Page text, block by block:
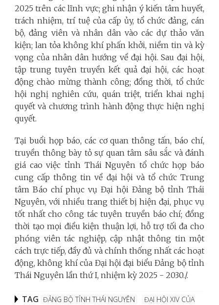
2025 trên các lĩnh vực; ghi nhận ý kiến tâm huyết,
trách nhiệm, trí tuệ của cấp ủy, tổ chức đảng, cán
bộ, đảng viên và nhân dân vào các dự thảo văn
kiện; lan tỏa không khí phấn khởi, niềm tin và kỳ
vọng của nhân dân hướng về đại hội. Sau đại hội,
tập trung tuyên truyền kết quả đại hội, các hoạt
động chào mừng thành công; đồng thời, tổ chức
hội nghị nghiên cứu, quán triệt, triển khai nghị
quyết và chương trình hành động thực hiện nghị
quyết.
Tại buổi họp báo, các cơ quan thông tấn, báo chí,
truyền thông bày tỏ sự quan tâm sâu sắc và đánh
giá cao việc tỉnh Thái Nguyên tổ chức họp báo
cung cấp thông tin về đại hội và tổ chức Trung
tâm Báo chí phục vụ Đại hội Đảng bộ tỉnh Thái
Nguyên, với nhiều trang thiết bị hiện đại, phục vụ
tốt nhất cho công tác tuyên truyền báo chí; đồng
thời tạo mọi điều kiện thuận lợi, hỗ trợ tối đa cho
phóng viên tác nghiệp, cập nhật thông tin một
cách trực tiếp, đầy đủ và chính thống nhất các hoạt
động, không khí của Đại hội đại biểu Đảng bộ tỉnh
Thái Nguyên lần thứ I, nhiệm kỳ 2025 - 2030./.
TAG ĐẢNG BỘ TỈNH THÁI NGUYÊN
ĐẠI HỘI XIV CỦA